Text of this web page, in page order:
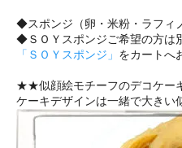
◆スポンジ（卵・米粉・ラフィ
◆ＳＯＹスポンジご希望の方は
「ＳＯＹスポンジ」 をカートへ
★★似顔絵モチーフのデコケー
ケーキデザインは一緒で大きい